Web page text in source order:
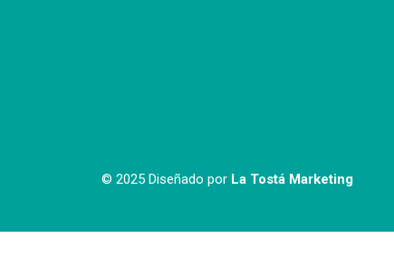
© 2025 Diseñado por La Tostá Marketing